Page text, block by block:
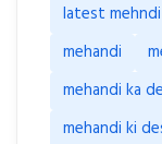
latest
mehandi
mehandi ka
mehandi ki